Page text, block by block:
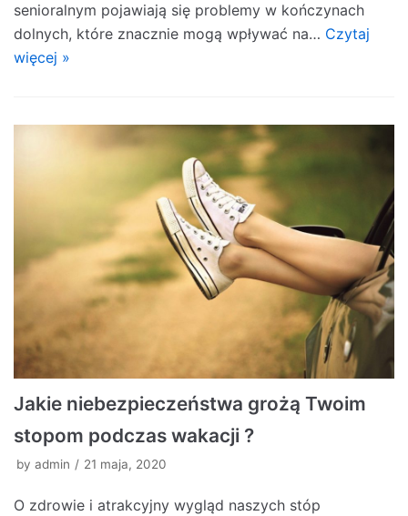
senioralnym pojawiają się problemy w kończynach
dolnych, które znacznie mogą wpływać na… Czytaj
więcej »
Jakie niebezpieczeństwa grożą Twoim
stopom podczas wakacji ?
by admin 21 maja, 2020
O zdrowie i atrakcyjny wygląd naszych stóp